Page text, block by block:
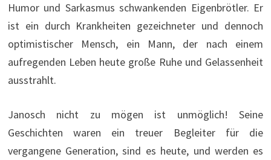
Humor und Sarkasmus schwankenden Eigenbrötler. Er
ist ein durch Krankheiten gezeichneter und dennoch
optimistischer Mensch, ein Mann, der nach einem
aufregenden Leben heute große Ruhe und Gelassenheit
ausstrahlt.
Janosch nicht zu mögen ist unmöglich! Seine
Geschichten waren ein treuer Begleiter für die
vergangene Generation, sind es heute, und werden es